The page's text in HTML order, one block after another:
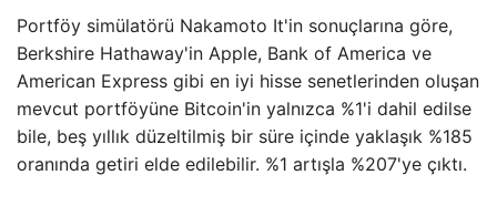
Portföy simülatörü Nakamoto It'in sonuçlarına göre,
Berkshire Hathaway'in Apple, Bank of America ve
American Express gibi en iyi hisse senetlerinden oluşan
mevcut portföyüne Bitcoin'in yalnızca %1'i dahil edilse
bile, beş yıllık düzeltilmiş bir süre içinde yaklaşık %185
oranında getiri elde edilebilir. %1 artışla %207'ye çıktı.